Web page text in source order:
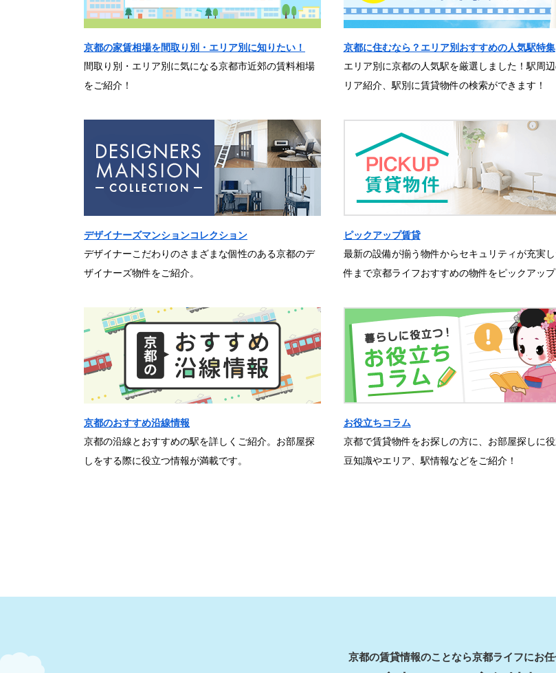
京都の家賃相場を間取り別・エリア別に知りたい！
間取り別・エリア別に気になる京都市近郊の賃料相場
をご紹介！
京都に住むなら？エリア別おすすめの人気駅特集
エリア別に京都の人気駅を厳選しました！駅周
リア紹介、駅別に賃貸物件の検索ができます！
デザイナーズマンションコレクション
デザイナーこだわりのさまざまな個性のある京都のデ
ザイナーズ物件をご紹介。
ピックアップ賃貸
最新の設備が揃う物件からセキュリティが充実
件まで京都ライフおすすめの物件をピックアップ
京都のおすすめ沿線情報
京都の沿線とおすすめの駅を詳しくご紹介。お部屋探
しをする際に役立つ情報が満載です。
お役立ちコラム
京都で賃貸物件をお探しの方に、お部屋探しに
豆知識やエリア、駅情報などをご紹介！
京都の賃貸情報のことなら京都ライフにお任